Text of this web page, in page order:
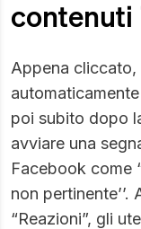
Appena
poi subito dopo
avviare una
Facebook come
non
“Reazioni”, gli